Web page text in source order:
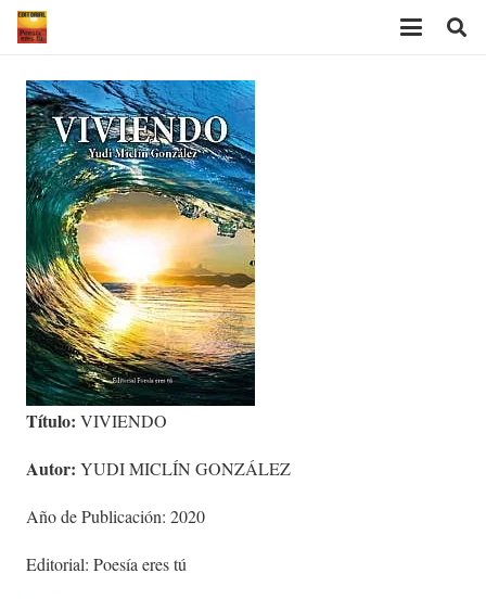
Título: VIVIENDO
Autor: YUDI MICLÍN GONZÁLEZ
Año de Publicación: 2020
Editorial: Poesía eres tú